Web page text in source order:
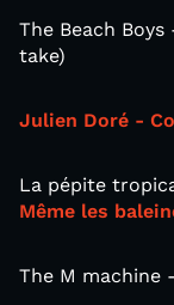
The Beach
take)
Julien Doré -
La pépite
Même les
The M machine